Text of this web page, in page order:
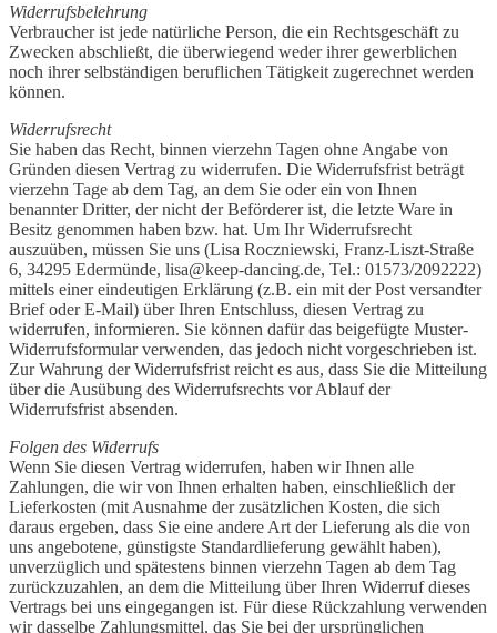
Widerrufsbelehrung
Verbraucher ist jede natürliche Person, die ein Rechtsgeschäft zu
Zwecken abschließt, die überwiegend weder ihrer gewerblichen
noch ihrer selbständigen beruflichen Tätigkeit zugerechnet werden
können.
Widerrufsrecht
Sie haben das Recht, binnen vierzehn Tagen ohne Angabe von
Gründen diesen Vertrag zu widerrufen. Die Widerrufsfrist beträgt
vierzehn Tage ab dem Tag, an dem Sie oder ein von Ihnen
benannter Dritter, der nicht der Beförderer ist, die letzte Ware in
Besitz genommen haben bzw. hat. Um Ihr Widerrufsrecht
auszuüben, müssen Sie uns (Lisa Roczniewski, Franz-Liszt-Straße
6, 34295 Edermünde, lisa@keep-dancing.de, Tel.: 01573/2092222)
mittels einer eindeutigen Erklärung (z.B. ein mit der Post versandter
Brief oder E-Mail) über Ihren Entschluss, diesen Vertrag zu
widerrufen, informieren. Sie können dafür das beigefügte Muster-
Widerrufsformular verwenden, das jedoch nicht vorgeschrieben ist.
Zur Wahrung der Widerrufsfrist reicht es aus, dass Sie die Mitteilung
über die Ausübung des Widerrufsrechts vor Ablauf der
Widerrufsfrist absenden.
Folgen des Widerrufs
Wenn Sie diesen Vertrag widerrufen, haben wir Ihnen alle
Zahlungen, die wir von Ihnen erhalten haben, einschließlich der
Lieferkosten (mit Ausnahme der zusätzlichen Kosten, die sich
daraus ergeben, dass Sie eine andere Art der Lieferung als die von
uns angebotene, günstigste Standardlieferung gewählt haben),
unverzüglich und spätestens binnen vierzehn Tagen ab dem Tag
zurückzuzahlen, an dem die Mitteilung über Ihren Widerruf dieses
Vertrags bei uns eingegangen ist. Für diese Rückzahlung verwenden
wir dasselbe Zahlungsmittel, das Sie bei der ursprünglichen